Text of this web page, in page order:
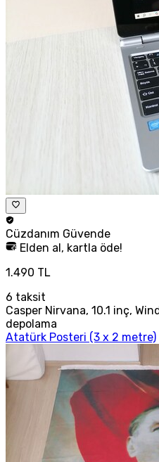
Cüzdanım Güvende
Elden al, kartla öde!
1.490 TL
6 taksit
Casper Nirvana, 10.1 inç,
depolama
Atatürk Posteri (3 x 2 metre)